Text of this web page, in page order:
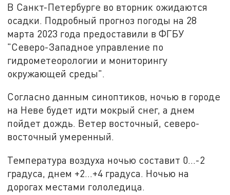
В Санкт-Петербурге во вторник ожидаются
осадки. Подробный прогноз погоды на 28
марта 2023 года предоставили в ФГБУ
"Северо-Западное управление по
гидрометеорологии и мониторингу
окружающей среды".
Согласно данным синоптиков, ночью в городе
на Неве будет идти мокрый снег, а днем
пойдет дождь. Ветер восточный, северо-
восточный умеренный.
Температура воздуха ночью составит 0...-2
градуса, днем +2...+4 градуса. Ночью на
дорогах местами гололедица.